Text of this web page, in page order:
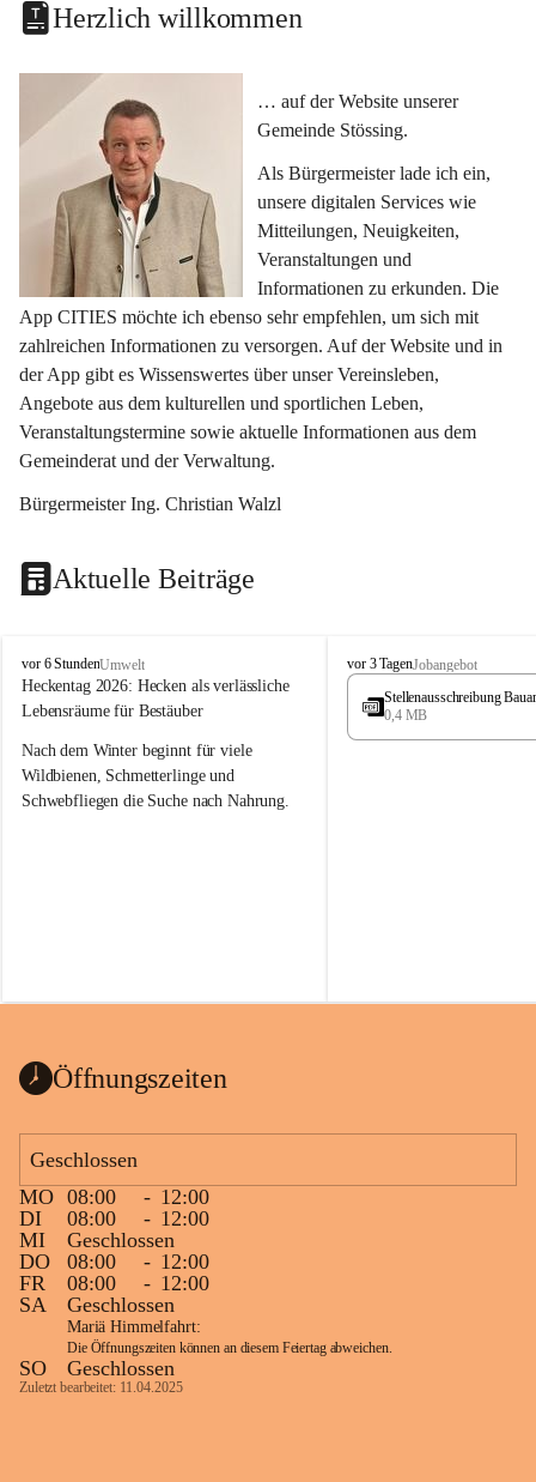
Herzlich willkommen
… auf der Website unserer
Gemeinde Stössing.
Als Bürgermeister lade ich ein,
unsere digitalen Services wie
Mitteilungen, Neuigkeiten,
Veranstaltungen und
Informationen zu erkunden. Die
App CITIES möchte ich ebenso sehr empfehlen, um sich mit
zahlreichen Informationen zu versorgen. Auf der Website und in
der App gibt es Wissenswertes über unser Vereinsleben,
Angebote aus dem kulturellen und sportlichen Leben,
Veranstaltungstermine sowie aktuelle Informationen aus dem
Gemeinderat und der Verwaltung.
Bürgermeister Ing. Christian Walzl
Aktuelle Beiträge
S
t
ö
s
i
n
vor 6 StundenUmwelt
Heckentag 2026: Hecken als verlässliche
Lebensräume für Bestäuber
Nach dem Winter beginnt für viele
Wildbienen, Schmetterlinge und
Schwebfliegen die Suche nach Nahrung.
können ab 1. September wieder heimische
Vielfalt in Gärten bringen und zugleich
Wie wichtig Hecken sind zeigt das
österreichweite Forschungsprojekt
„Heckenleben“ des Vereins Regionale
Gehölzvermehrung. Die Untersuchungen
machen deutlich, dass Bestäuber auf ein
möglichst durchgehendes
Nahrungsangebot angewiesen sind.
Heimische Hecken können
Versorgungslücken schließen, weil
unterschiedliche Gehölzarten zu
S
t
s
vor 3 TagenJobangebot
Stellenausschreibung
0,4 MB
Öffnungszeiten
Geschlossen
MO 08:00 - 12:00
DI
08:00 - 12:00
MI
Geschlossen
DO
08:00 - 12:00
FR
08:00 - 12:00
SA
Geschlossen
Mariä Himmelfahrt:
Die Öffnungszeiten können an diesem Feiertag abweichen.
SO Geschlossen
Zuletzt bearbeitet: 11.04.2025